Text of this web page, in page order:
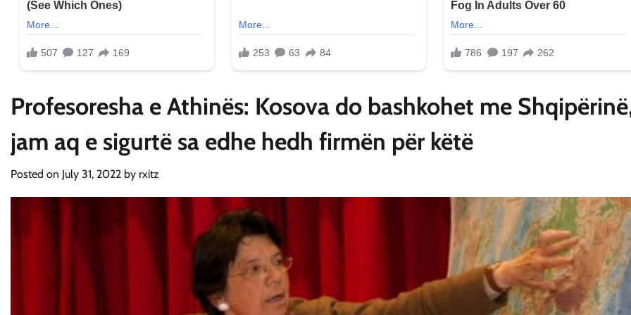
Profesoresha e Athinës: Kosova do bashkohet me
jam aq e sigurtë sa edhe hedh firmën për këtë
Posted on July 31, 2022 by rxitz